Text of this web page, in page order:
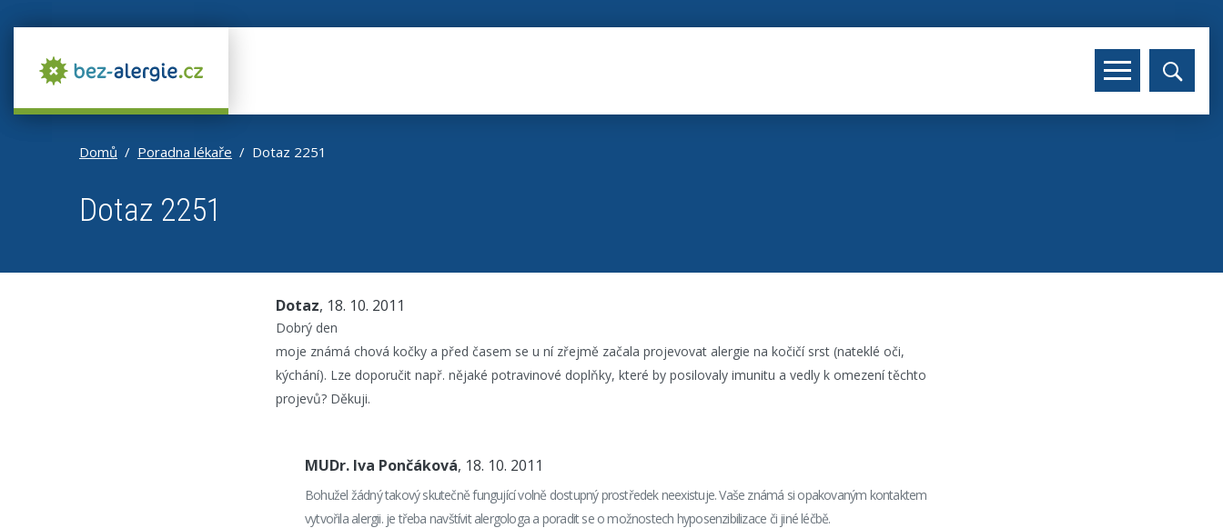
Domů Poradna lékaře Dotaz 2251
Dotaz 2251
Dotaz, 18. 10. 2011
Dobrý den
moje známá chová kočky a před časem se u ní zřejmě začala projevovat alergie na kočičí srst (nateklé oči,
kýchání). Lze doporučit např. nějaké potravinové doplňky, které by posilovaly imunitu a vedly k omezení těchto
projevů? Děkuji.
MUDr. Iva Pončáková, 18. 10. 2011
Bohužel žádný takový skutečně fungující volně dostupný prostředek neexistuje. Vaše známá si opakovaným kontaktem
vytvořila alergii. je třeba navštívit alergologa a poradit se o možnostech hyposenzibilizace či jiné léčbě.